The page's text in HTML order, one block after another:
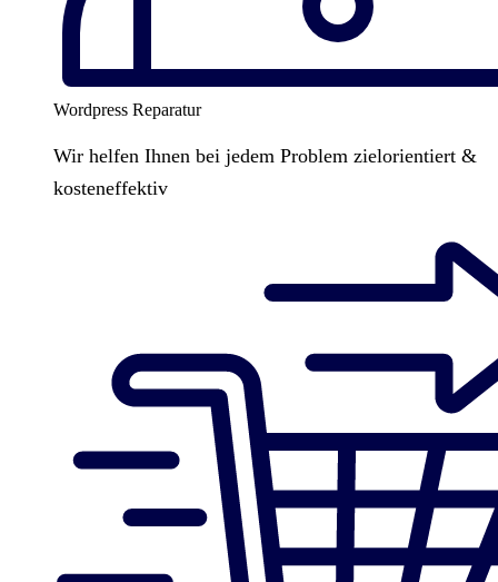
Wordpress Reparatur
Wir helfen Ihnen bei jedem Problem zielorientiert &
kosteneffektiv